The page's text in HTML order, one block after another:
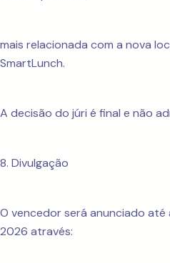
mais relacionada com a nova
SmartLunch.
A decisão do júri é final e não
8. Divulgação
O vencedor será anunciado
2026 através: